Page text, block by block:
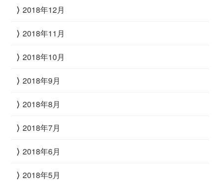
2018年12月
2018年11月
2018年10月
2018年9月
2018年8月
2018年7月
2018年6月
2018年5月